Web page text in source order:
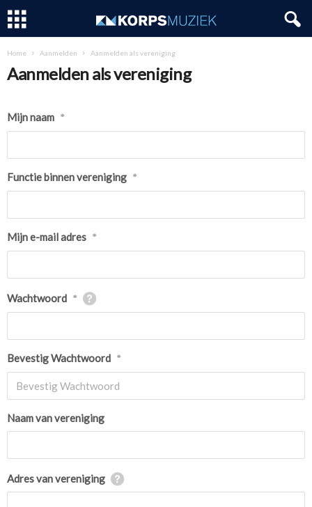
Home Aanmelden Aanmelden als vereniging
Aanmelden als vereniging
Mijn naam *
Functie binnen vereniging *
Mijn e-mail adres *
Wachtwoord *
Bevestig Wachtwoord *
Naam van vereniging
Adres van vereniging